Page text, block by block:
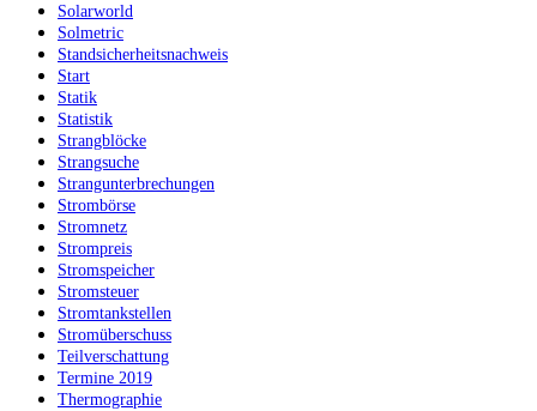
Solarworld
Solmetric
Standsicherheitsnachweis
Start
Statik
Statistik
Strangblöcke
Strangsuche
Strangunterbrechungen
Strombörse
Stromnetz
Strompreis
Stromspeicher
Stromsteuer
Stromtankstellen
Stromüberschuss
Teilverschattung
Termine 2019
Thermographie